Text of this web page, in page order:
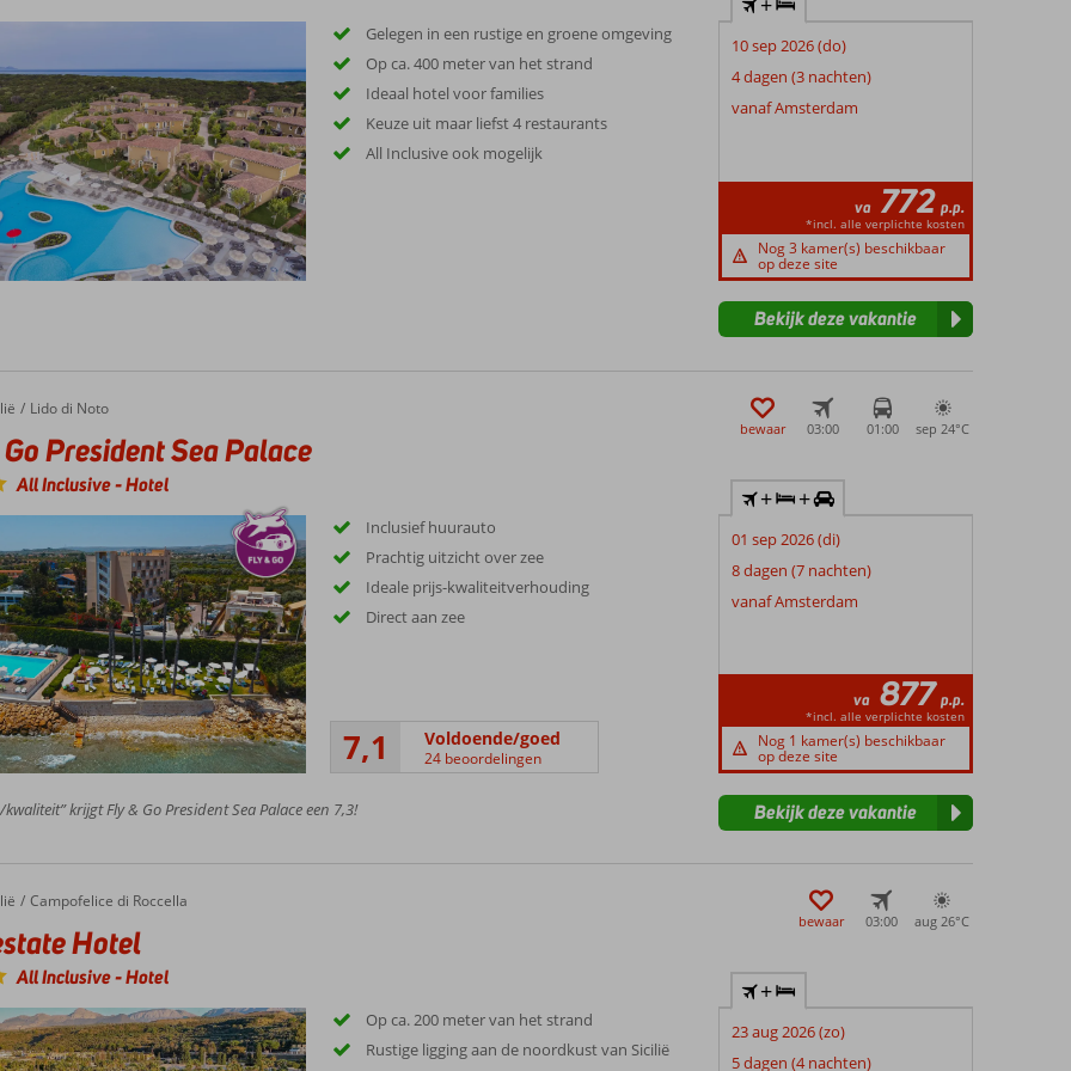
Gelegen in een rustige en groene omgeving
Op ca. 400 meter van het strand
Ideaal hotel voor families
Keuze uit maar liefst 4 restaurants
All Inclusive ook mogelijk
10 sep 2026 (do)
4 dagen (3 nachten)
vanaf Amsterdam
va 772 p.p.
*incl. alle verplichte kosten
Nog 3 kamer(s) beschikbaar
op deze site
Bekijk deze vakantie
Lido di Noto
President Sea Palace
All Inclusive-Hotel
bewaar 03:00 01:00 sep 24°C
Inclusief huurauto
Prachtig uitzicht over zee
Ideale prijs-kwaliteitverhouding
Direct aan zee
7,1 Voldoende/goed
24 beoordelingen
+ +
01 sep 2026 (di)
8 dagen (7 nachten)
vanaf Amsterdam
va 877 p.p.
*incl. alle verplichte kosten
Nog 1 kamer(s) beschikbaar
op deze site
kwaliteit” krijgt Fly & Go President Sea Palace een 7,3! Bekijk deze vakantie
Campofelice di Roccella
Hotel
Hotel
All Inclusive-Hotel
bewaar 03:00 aug 26°C
Op ca. 200 meter van het strand
Rustige ligging aan de noordkust van Sicilië
+
23 aug 2026 (zo)
5 dagen (4 nachten)